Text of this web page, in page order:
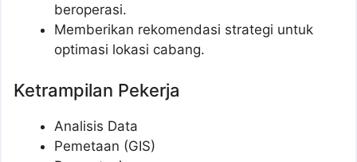
beroperasi.
Memberikan rekomendasi strategi untuk
optimasi lokasi cabang.
Ketrampilan Pekerja
Analisis Data
Pemetaan (GIS)